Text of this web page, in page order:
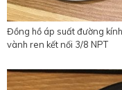
Đồng hồ áp suất đường
vành ren kết nối 3/8 NPT